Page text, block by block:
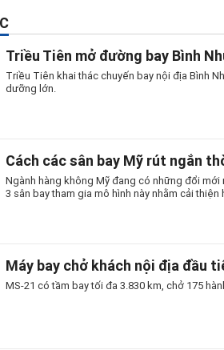
Triều Tiên mở đường bay Bình
Triều Tiên khai thác chuyến bay nội địa Bình
dưỡng lớn.
Cách các sân bay Mỹ rút ngắn
Ngành hàng không Mỹ đang có những đổi
3 sân bay tham gia mô hình này nhằm cải thiện
Máy bay chở khách nội địa đầu
MS-21 có tầm bay tối đa 3.830 km, chở 175